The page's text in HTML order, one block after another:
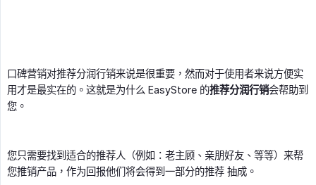
口碑营销对推荐分润行销来说是很重要，然而对于使用者来说方便实
用才是最实在的。这就是为什么 EasyStore 的推荐分润行销会帮助到
您。
您只需要找到适合的推荐人（例如：老主顾、亲朋好友、等等）来帮
您推销产品，作为回报他们将会得到一部分的推荐 抽成。